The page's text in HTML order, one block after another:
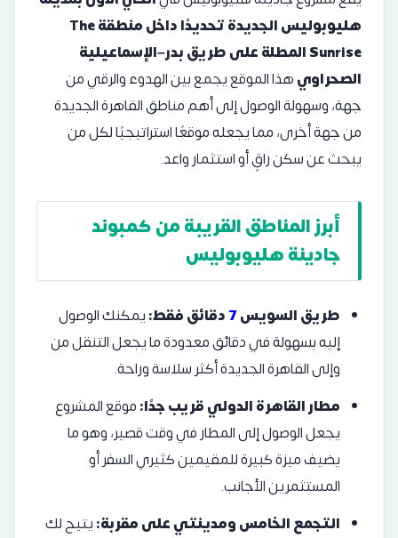
هليوبوليس الجديدة تحديدًا داخل منطقة The
Sunrise المطلة على طريق بدر–الإسماعيلية
الصحراويهذا الموقع يجمع بين الهدوء والرقي من
جهة، وسهولة الوصول إلى أهم مناطق القاهرة الجديدة
من جهة أخرى، مما يجعله موقعًا استراتيجيًا لكل من
يبحث عن سكن راقٍ أو استثمار واعد.
أبرز المناطق القريبة من كمبوند
جادينة هليوبوليس
طريق السويس7دقائق فقط:يمكنك الوصول
إليه بسهولة في دقائق معدودة ما يجعل التنقل من
وإلى القاهرة الجديدة أكثر سلاسة وراحة.
مطار القاهرة الدولي قريب جدًا:موقع المشروع
يجعل الوصول إلى المطار في وقت قصير، وهو ما
يضيف ميزة كبيرة للمقيمين كثيري السفر أو
المستثمرين الأجانب.
التجمع الخامس ومدينتي على مقربة:يتيح لك